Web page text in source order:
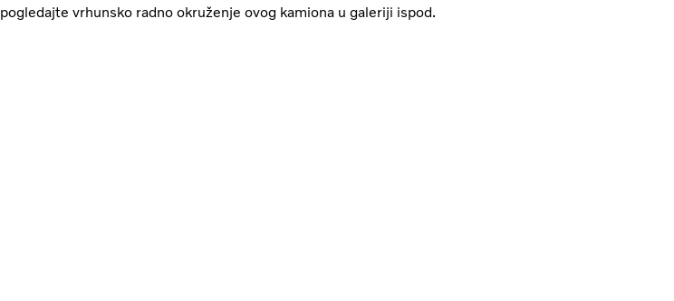
pogledajte vrhunsko radno okruženje ovog kamiona u galeriji ispod.